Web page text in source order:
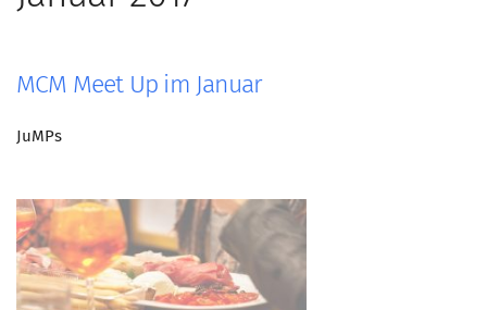
STUDIO
Geschäftsstelle
Marketing Pioniere
Arbeitsgruppen
MCM Meet Up im Januar
JuMPs